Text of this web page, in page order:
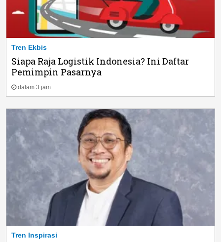
Tren Ekbis
Siapa Raja Logistik Indonesia? Ini Daftar
Pemimpin Pasarnya
dalam 3 jam
Tren Inspirasi